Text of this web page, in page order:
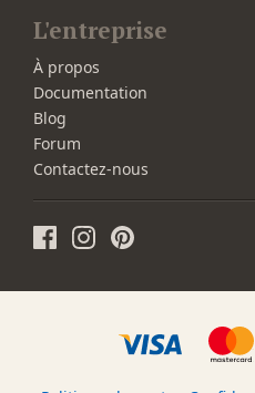
L'entreprise
À propos
Documentation
Blog
Forum
Contactez-nous